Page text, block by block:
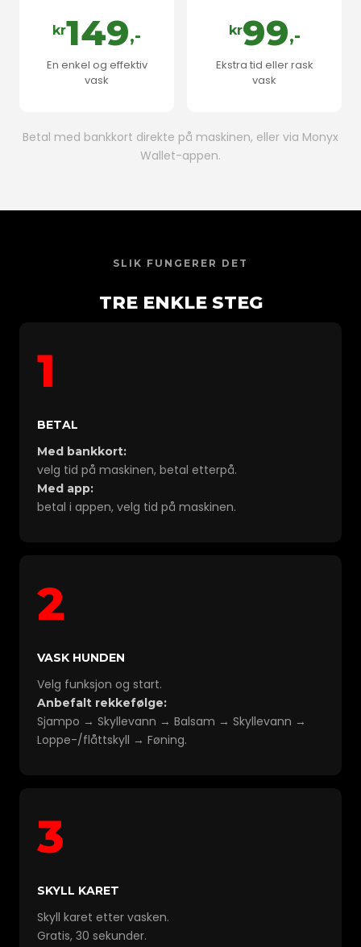
kr149,-
En enkel og effektiv
vask
kr99,-
Ekstra tid eller rask
vask
Betal med bankkort direkte på maskinen, eller via Monyx
Wallet-appen.
SLIK FUNGERER DET
TRE ENKLE STEG
1
BETAL
Med bankkort:
velg tid på maskinen, betal etterpå.
Med app:
betal i appen, velg tid på maskinen.
2
VASK HUNDEN
Velg funksjon og start.
Anbefalt rekkefølge:
Sjampo → Skyllevann → Balsam → Skyllevann →
Loppe-/flåttskyll → Føning.
3
SKYLL KARET
Skyll karet etter vasken.
Gratis, 30 sekunder.